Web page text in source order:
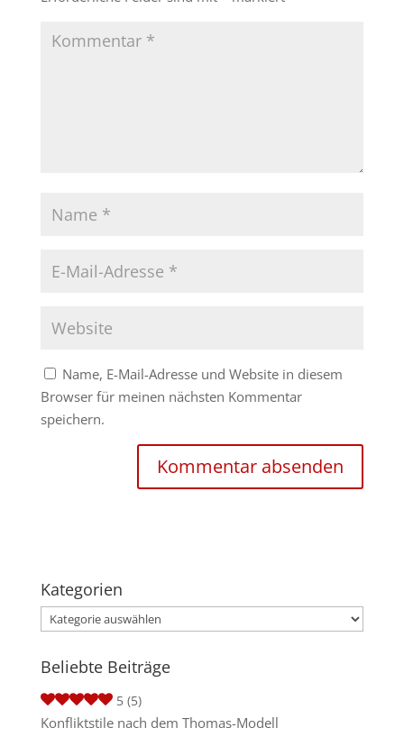
Name, E-Mail-Adresse und Website in diesem
Browser für meinen nächsten Kommentar
speichern.
Kategorien
Kategorien
Beliebte Beiträge
5 (5)
Konfliktstile nach dem Thomas-Modell